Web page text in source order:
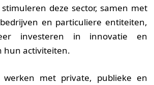
stimuleren deze sector, samen met
en particuliere entiteiten,
investeren in innovatie en
hun activiteiten.
met private, publieke en